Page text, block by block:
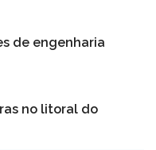
de engenharia
no litoral do